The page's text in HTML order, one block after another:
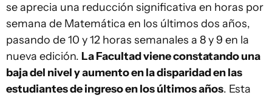
se aprecia una reducción significativa en horas por
semana de Matemática en los últimos dos años,
pasando de 10 y 12 horas semanales a 8 y 9 en la
nueva edición. La Facultad viene constatando una
baja del nivel y aumento en la disparidad en las
estudiantes de ingreso en los últimos años. Esta